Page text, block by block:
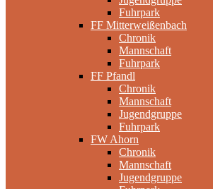
Fuhrpark
FF Mitterweißenbach
Chronik
Mannschaft
Fuhrpark
FF Pfandl
Chronik
Mannschaft
Jugendgruppe
Fuhrpark
FW Ahorn
Chronik
Mannschaft
Jugendgruppe